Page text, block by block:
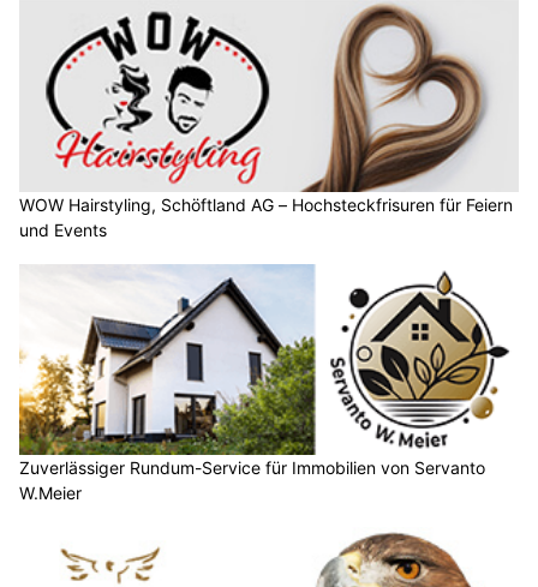
WOW Hairstyling, Schöftland AG – Hochsteckfrisuren für Feiern
und Events
Zuverlässiger Rundum-Service für Immobilien von Servanto
W.Meier